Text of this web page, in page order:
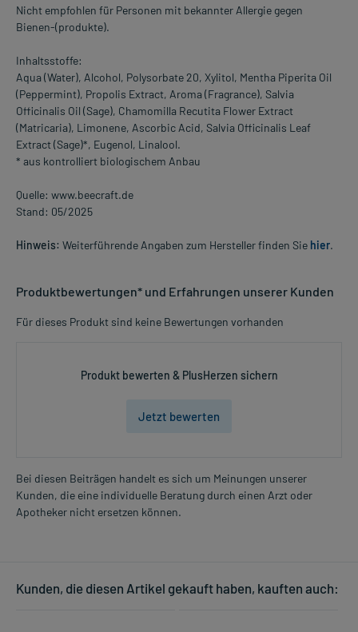
Nicht empfohlen für Personen mit bekannter Allergie gegen
Bienen-(produkte).
Inhaltsstoffe:
Aqua (Water), Alcohol, Polysorbate 20, Xylitol, Mentha Piperita Oil
(Peppermint), Propolis Extract, Aroma (Fragrance), Salvia
Officinalis Oil (Sage), Chamomilla Recutita Flower Extract
(Matricaria), Limonene, Ascorbic Acid, Salvia Officinalis Leaf
Extract (Sage)*, Eugenol, Linalool.
* aus kontrolliert biologischem Anbau
Quelle: www.beecraft.de
Stand: 05/2025
Hinweis: Weiterführende Angaben zum Hersteller finden Sie hier.
Produktbewertungen* und Erfahrungen unserer Kunden
Für dieses Produkt sind keine Bewertungen vorhanden
Produkt bewerten & PlusHerzen sichern
Jetzt bewerten
Bei diesen Beiträgen handelt es sich um Meinungen unserer
Kunden, die eine individuelle Beratung durch einen Arzt oder
Apotheker nicht ersetzen können.
Kunden, die diesen Artikel gekauft haben, kauften auch: